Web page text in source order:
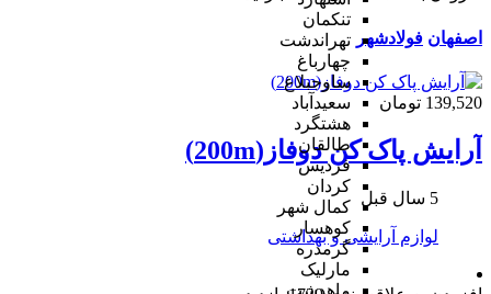
تنکمان
تهراندشت
چهارباغ
ساوجبلاغ
سعیدآباد
هشتگرد
طالقان
فردیس
کردان
کمال شهر
کوهسار
گرمدره
مارلیک
اصفهان فولادشهر
139,520 تومان
آرایش پاک کن دوفاز(200m)
5 سال قبل
لوازم آرایشی و بهداشتی